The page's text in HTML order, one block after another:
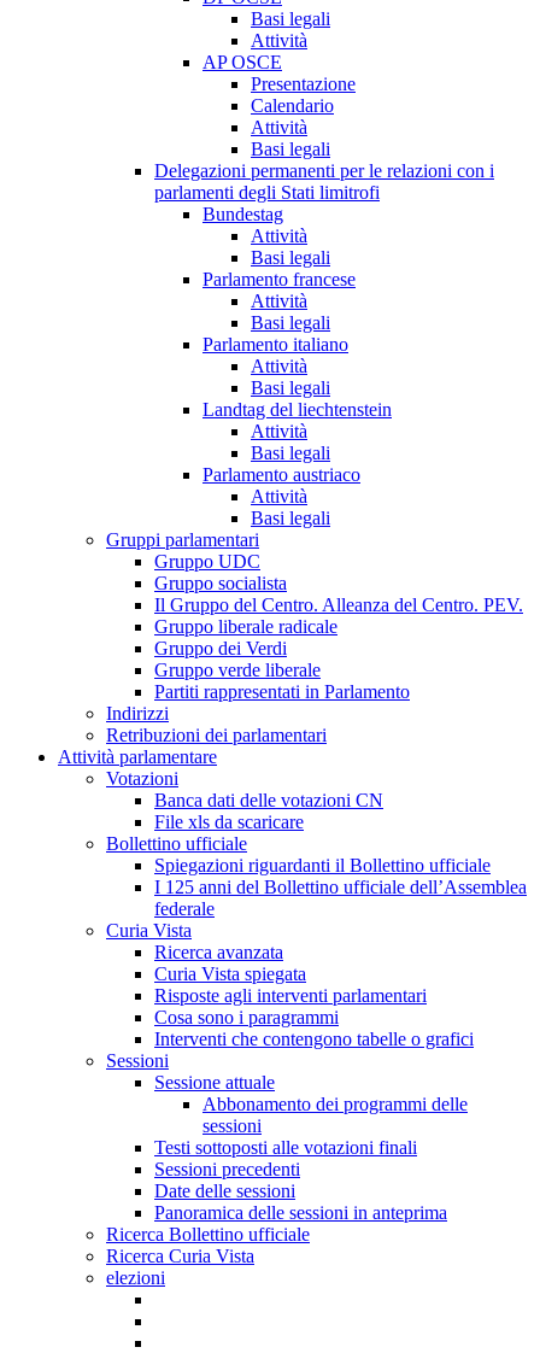
Basi legali
Attività
AP OSCE
Presentazione
Calendario
Attività
Basi legali
Delegazioni permanenti per le relazioni con i
parlamenti degli Stati limitrofi
Bundestag
Attività
Basi legali
Parlamento francese
Attività
Basi legali
Parlamento italiano
Attività
Basi legali
Landtag del liechtenstein
Attività
Basi legali
Parlamento austriaco
Attività
Basi legali
Gruppi parlamentari
Gruppo UDC
Gruppo socialista
Il Gruppo del Centro. Alleanza del Centro. PEV.
Gruppo liberale radicale
Gruppo dei Verdi
Gruppo verde liberale
Partiti rappresentati in Parlamento
Indirizzi
Retribuzioni dei parlamentari
Attività parlamentare
Votazioni
Banca dati delle votazioni CN
File xls da scaricare
Bollettino ufficiale
Spiegazioni riguardanti il Bollettino ufficiale
I 125 anni del Bollettino ufficiale dell’Assemblea
federale
Curia Vista
Ricerca avanzata
Curia Vista spiegata
Risposte agli interventi parlamentari
Cosa sono i paragrammi
Interventi che contengono tabelle o grafici
Sessioni
Sessione attuale
Abbonamento dei programmi delle
sessioni
Testi sottoposti alle votazioni finali
Sessioni precedenti
Date delle sessioni
Panoramica delle sessioni in anteprima
Ricerca Bollettino ufficiale
Ricerca Curia Vista
elezioni